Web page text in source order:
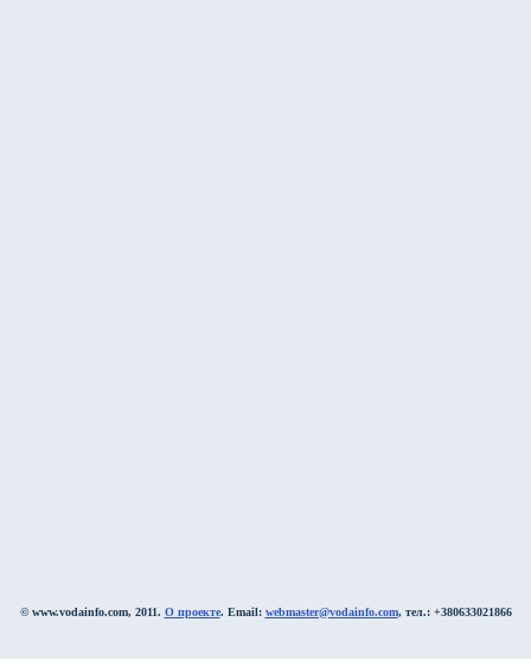
© www.vodainfo.com, 2011. О проекте. Email: webmaster@vodainfo.com, тел.: +380633021866